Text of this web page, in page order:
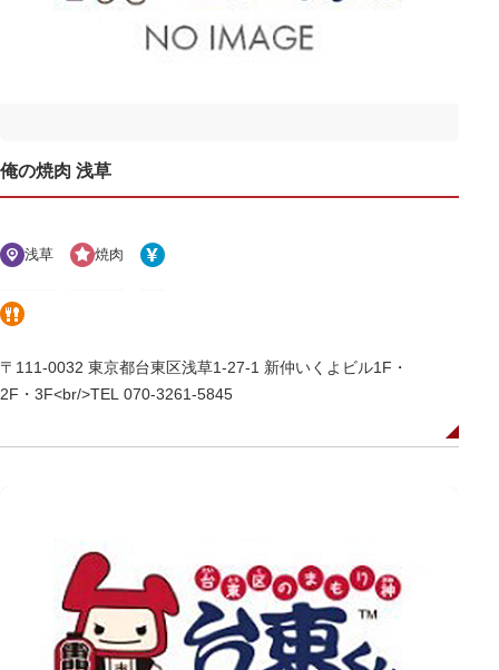
俺の焼肉 浅草
浅草 焼肉
〒111-0032 東京都台東区浅草1-27-1 新仲いくよビル1F・
2F・3F<br/>TEL 070-3261-5845